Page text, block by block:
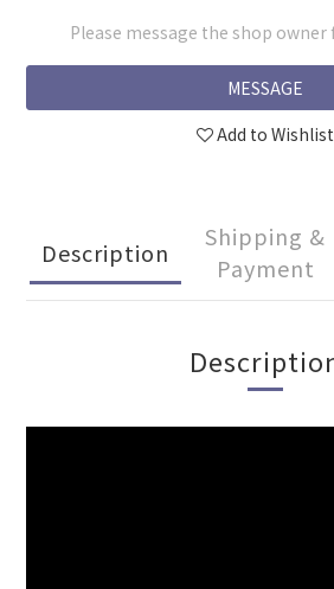
Please message the shop
MESSAGE
Add to Wishlist
Description
Shipping &
Payment